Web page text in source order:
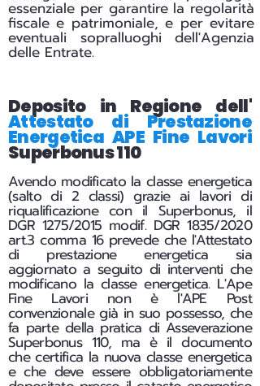
essenziale per garantire la regolarità
fiscale e patrimoniale, e per evitare
eventuali sopralluoghi dell'Agenzia
delle Entrate.
Deposito in Regione dell'
Attestato di Prestazione
Energetica APE Fine Lavori
Superbonus 110
Avendo modificato la classe energetica
(salto di 2 classi) grazie ai lavori di
riqualificazione con il Superbonus, il
DGR 1275/2015 modif. DGR 1835/2020
art.3 comma 16 prevede che l'Attestato
di prestazione energetica sia
aggiornato a seguito di interventi che
modificano la classe energetica. L'Ape
Fine Lavori non è l'APE Post
convenzionale già in suo possesso, che
fa parte della pratica di Asseverazione
Superbonus 110, ma è il documento
che certifica la nuova classe energetica
e che deve essere obbligatoriamente